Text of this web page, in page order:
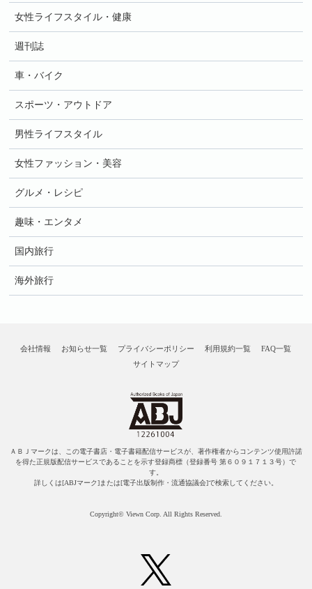
女性ライフスタイル・健康
週刊誌
車・バイク
スポーツ・アウトドア
男性ライフスタイル
女性ファッション・美容
グルメ・レシピ
趣味・エンタメ
国内旅行
海外旅行
会社情報 お知らせ一覧 プライバシーポリシー 利用規約一覧
FAQ一覧
サイトマップ
ＡＢＪマークは、この電子書店・電子書籍配信サービスが、著作権者からコンテンツ使用許諾
を得た正規版配信サービスであることを示す登録商標（登録番号 第６０９１７１３号）で
す。
詳しくは[ABJマーク]または[電子出版制作・流通協議会]で検索してください。
Copyright© Viewn Corp. All Rights Reserved.